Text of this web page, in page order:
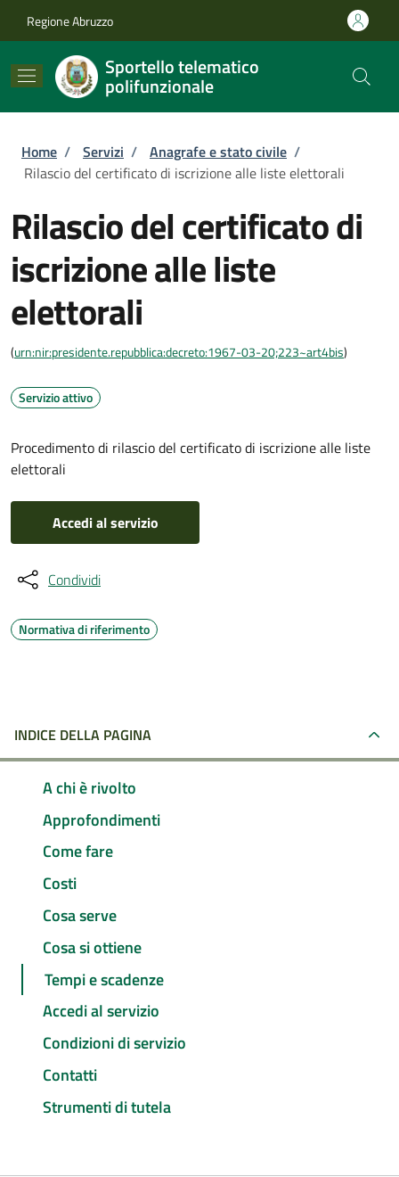
Regione Abruzzo
Sportello telematico
polifunzionale
Briciole di pane
Home / Servizi / Anagrafe e stato civile /
Rilascio del certificato di iscrizione alle liste elettorali
Rilascio del certificato di
iscrizione alle liste
elettorali
(urn:nir:presidente.repubblica:decreto:1967-03-20;223~art4bis)
Servizio attivo
Procedimento di rilascio del certificato di iscrizione alle liste
elettorali
Accedi al servizio
Condividi
Normativa di riferimento
INDICE DELLA PAGINA
A chi è rivolto
Approfondimenti
Come fare
Costi
Cosa serve
Cosa si ottiene
Tempi e scadenze
Accedi al servizio
Condizioni di servizio
Contatti
Strumenti di tutela